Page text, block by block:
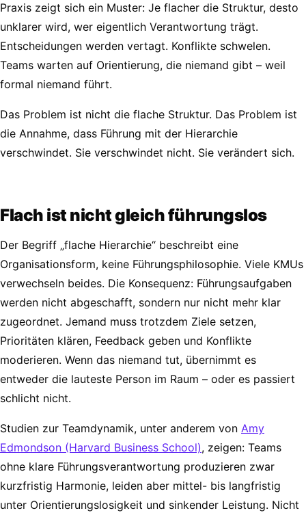
Praxis zeigt sich ein Muster: Je flacher die Struktur, desto
unklarer wird, wer eigentlich Verantwortung trägt.
Entscheidungen werden vertagt. Konflikte schwelen.
Teams warten auf Orientierung, die niemand gibt – weil
formal niemand führt.
Das Problem ist nicht die flache Struktur. Das Problem ist
die Annahme, dass Führung mit der Hierarchie
verschwindet. Sie verschwindet nicht. Sie verändert sich.
Flach ist nicht gleich führungslos
Der Begriff „flache Hierarchie“ beschreibt eine
Organisationsform, keine Führungsphilosophie. Viele KMUs
verwechseln beides. Die Konsequenz: Führungsaufgaben
werden nicht abgeschafft, sondern nur nicht mehr klar
zugeordnet. Jemand muss trotzdem Ziele setzen,
Prioritäten klären, Feedback geben und Konflikte
moderieren. Wenn das niemand tut, übernimmt es
entweder die lauteste Person im Raum – oder es passiert
schlicht nicht.
Studien zur Teamdynamik, unter anderem von Amy
Edmondson (Harvard Business School), zeigen: Teams
ohne klare Führungsverantwortung produzieren zwar
kurzfristig Harmonie, leiden aber mittel- bis langfristig
unter Orientierungslosigkeit und sinkender Leistung. Nicht